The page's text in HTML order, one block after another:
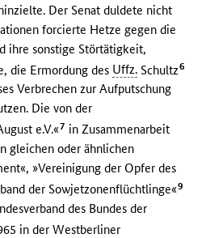
Der Senat duldete nicht
forcierte Hetze gegen die
ihre sonstige Störtätigkeit,
die Ermordung des Uffz. Schultz6
Verbrechen zur Aufputschung
Die von der
e.V.«7 in Zusammenarbeit
gleichen oder ähnlichen
»Vereinigung der Opfer des
der Sowjetzonenflüchtlinge«9
des Bundes der
in der Westberliner